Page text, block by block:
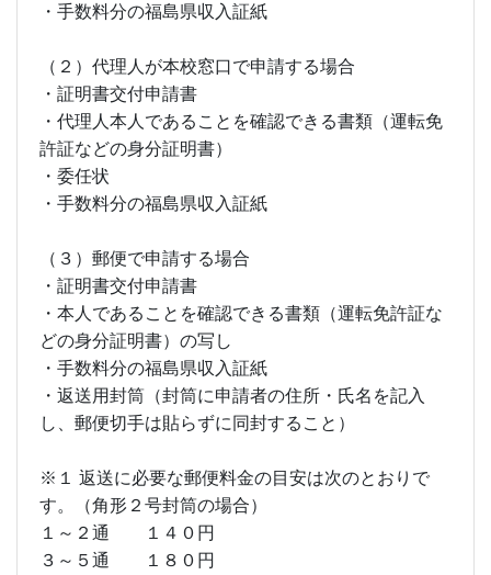
・手数料分の福島県収入証紙
（２）代理人が本校窓口で申請する場合
・証明書交付申請書
・代理人本人であることを確認できる書類（運転免
許証などの身分証明書）
・委任状
・手数料分の福島県収入証紙
（３）郵便で申請する場合
・証明書交付申請書
・本人であることを確認できる書類（運転免許証な
どの身分証明書）の写し
・手数料分の福島県収入証紙
・返送用封筒（封筒に申請者の住所・氏名を記入
し、郵便切手は貼らずに同封すること）
※１ 返送に必要な郵便料金の目安は次のとおりで
す。（角形２号封筒の場合）
１～２通 １４０円
３～５通 １８０円